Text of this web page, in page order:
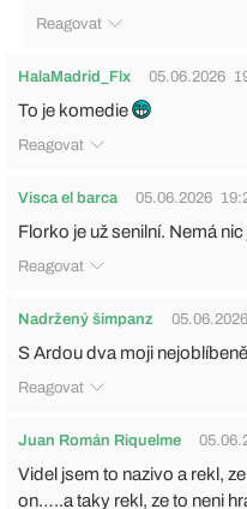
Reagovat
HalaMadrid_Flx 05.06.2026
To je komedie
Reagovat
Visca el barca 05.06.2026
Florko je už senilní. Nemá
Reagovat
Nadržený šimpanz 05.06.2026
S Ardou dva moji
Reagovat
Juan Román Riquelme
Videl jsem to nazivo a rekl,
on…..a taky rekl, ze to neni